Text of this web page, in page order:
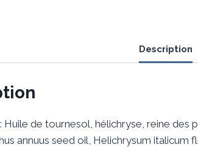
Description
de tournesol, hélichryse, reine des
annuus seed oil, Helichrysum